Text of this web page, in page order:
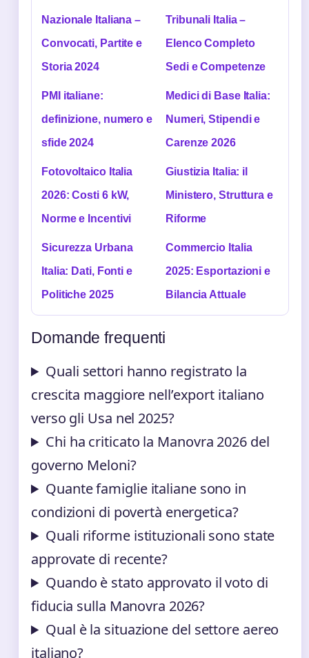
Nazionale Italiana –
Convocati, Partite e
Storia 2024
Tribunali Italia –
Elenco Completo
Sedi e Competenze
PMI italiane:
definizione, numero e
sfide 2024
Medici di Base Italia:
Numeri, Stipendi e
Carenze 2026
Fotovoltaico Italia
2026: Costi 6 kW,
Norme e Incentivi
Giustizia Italia: il
Ministero, Struttura e
Riforme
Sicurezza Urbana
Italia: Dati, Fonti e
Politiche 2025
Commercio Italia
2025: Esportazioni e
Bilancia Attuale
Domande frequenti
Quali settori hanno registrato la
crescita maggiore nell’export italiano
verso gli Usa nel 2025?
Chi ha criticato la Manovra 2026 del
governo Meloni?
Quante famiglie italiane sono in
condizioni di povertà energetica?
Quali riforme istituzionali sono state
approvate di recente?
Quando è stato approvato il voto di
fiducia sulla Manovra 2026?
Qual è la situazione del settore aereo
italiano?